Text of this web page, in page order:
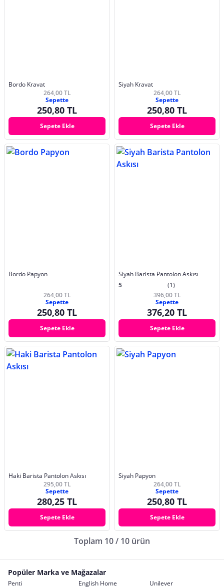
Bordo Kravat
264,00 TL
Sepette
250,80 TL
Sepete Ekle
Siyah Kravat
264,00 TL
Sepette
250,80 TL
Sepete Ekle
Bordo Papyon
264,00 TL
Sepette
250,80 TL
Sepete Ekle
Siyah Barista Pantolon Askısı
5
(1)
396,00 TL
Sepette
376,20 TL
Sepete Ekle
Haki Barista Pantolon Askısı
295,00 TL
Sepette
280,25 TL
Sepete Ekle
Siyah Papyon
264,00 TL
Sepette
250,80 TL
Sepete Ekle
Toplam 10 / 10 ürün
Popüler Marka ve Mağazalar
Penti English Home Unilever